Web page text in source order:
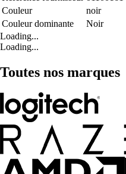
Couleur
noir
Couleur dominante
Noir
Loading...
Loading...
Toutes nos marques